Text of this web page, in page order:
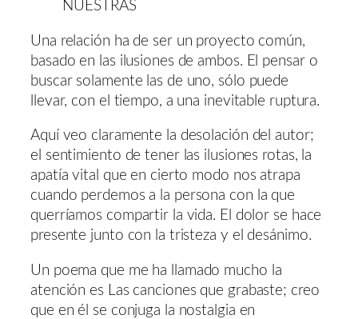
NUESTRAS
Una relación ha de ser un proyecto común,
basado en las ilusiones de ambos. El pensar o
buscar solamente las de uno, sólo puede
llevar, con el tiempo, a una inevitable ruptura.
Aquí veo claramente la desolación del autor;
el sentimiento de tener las ilusiones rotas, la
apatía vital que en cierto modo nos atrapa
cuando perdemos a la persona con la que
querríamos compartir la vida. El dolor se hace
presente junto con la tristeza y el desánimo.
Un poema que me ha llamado mucho la
atención es Las canciones que grabaste; creo
que en él se conjuga la nostalgia en